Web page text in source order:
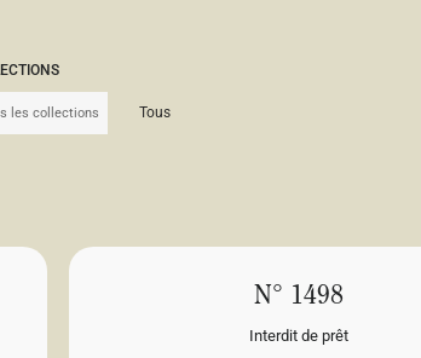
Tous
N° 1498
Interdit de prêt